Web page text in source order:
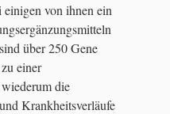
von ihnen ein
über 250 Gene
einer
die
Krankheitsverläufe